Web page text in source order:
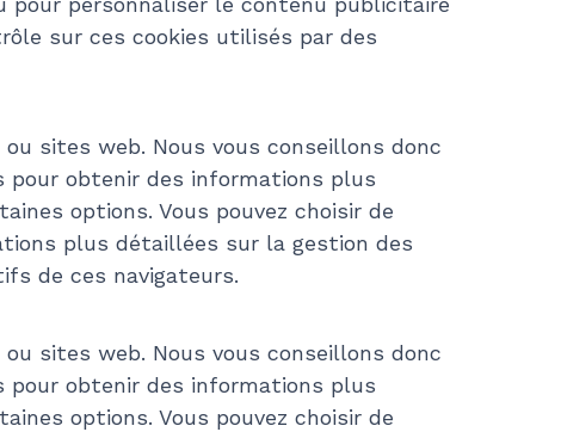
sur ces cookies utilisés par des
sites web. Nous vous conseillons donc
obtenir des informations plus
options. Vous pouvez choisir de
plus détaillées sur la gestion des
de ces navigateurs.
sites web. Nous vous conseillons donc
obtenir des informations plus
options. Vous pouvez choisir de